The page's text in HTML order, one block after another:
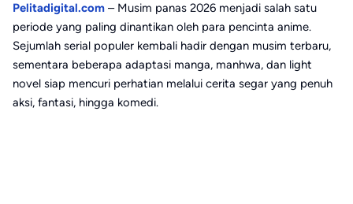
Pelitadigital.com – Musim panas 2026 menjadi salah satu
periode yang paling dinantikan oleh para pencinta anime.
Sejumlah serial populer kembali hadir dengan musim terbaru,
sementara beberapa adaptasi manga, manhwa, dan light
novel siap mencuri perhatian melalui cerita segar yang penuh
aksi, fantasi, hingga komedi.